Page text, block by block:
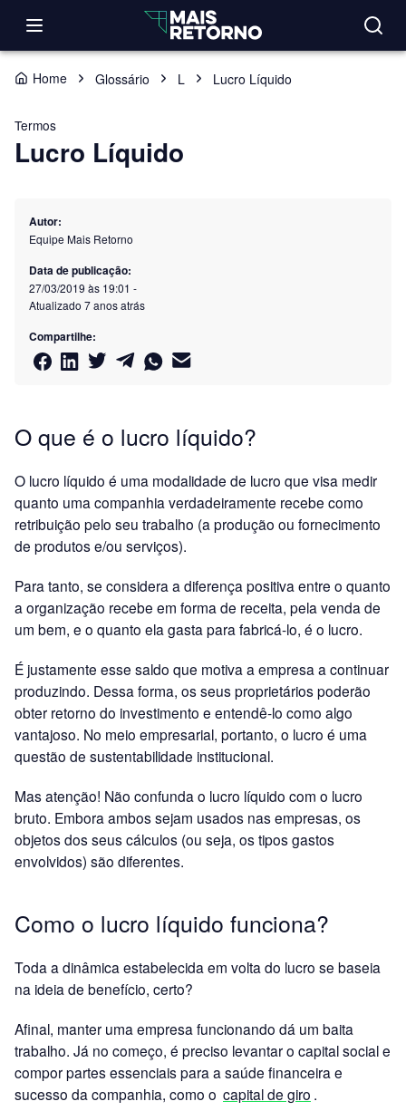
Home Glossário L Lucro Líquido
Termos
Lucro Líquido
Autor:
Equipe Mais Retorno
Data de publicação:
27/03/2019 às 19:01 -
Atualizado 7 anos atrás
Compartilhe:
O que é o lucro líquido?
O lucro líquido é uma modalidade de lucro que visa medir
quanto uma companhia verdadeiramente recebe como
retribuição pelo seu trabalho (a produção ou fornecimento
de produtos e/ou serviços).
Para tanto, se considera a diferença positiva entre o quanto
a organização recebe em forma de receita, pela venda de
um bem, e o quanto ela gasta para fabricá-lo, é o lucro.
É justamente esse saldo que motiva a empresa a continuar
produzindo. Dessa forma, os seus proprietários poderão
obter retorno do investimento e entendê-lo como algo
vantajoso. No meio empresarial, portanto, o lucro é uma
questão de sustentabilidade institucional.
Mas atenção! Não confunda o lucro líquido com o lucro
bruto. Embora ambos sejam usados nas empresas, os
objetos dos seus cálculos (ou seja, os tipos gastos
envolvidos) são diferentes.
Como o lucro líquido funciona?
Toda a dinâmica estabelecida em volta do lucro se baseia
na ideia de benefício, certo?
Afinal, manter uma empresa funcionando dá um baita
trabalho. Já no começo, é preciso levantar o capital social e
compor partes essenciais para a saúde financeira e
sucesso da companhia, como o capital de giro .